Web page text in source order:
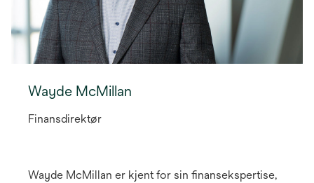
Wayde McMillan
Finansdirektør
Wayde McMillan er kjent for sin finansekspertise,